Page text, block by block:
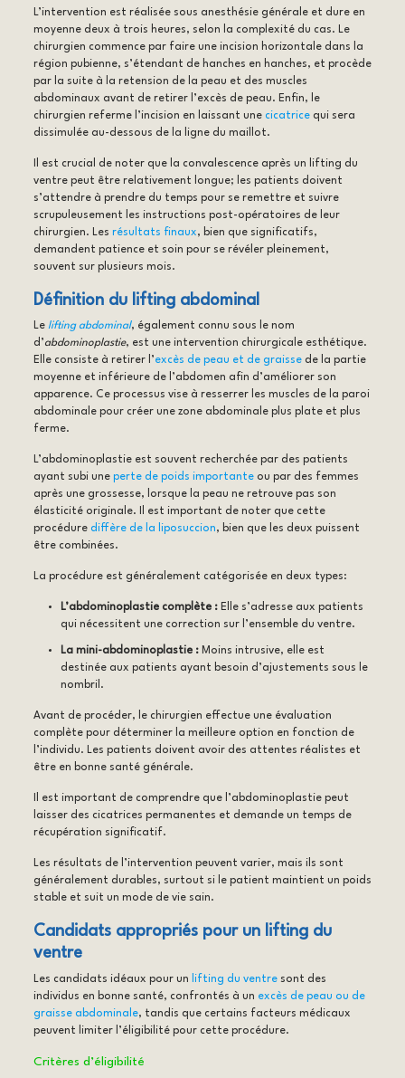
L’intervention est réalisée sous anesthésie générale et dure en
moyenne deux à trois heures, selon la complexité du cas. Le
chirurgien commence par faire une incision horizontale dans la
région pubienne, s’étendant de hanches en hanches, et procède
par la suite à la retension de la peau et des muscles
abdominaux avant de retirer l’excès de peau. Enfin, le
chirurgien referme l’incision en laissant une cicatricequi sera
dissimulée au-dessous de la ligne du maillot.
Il est crucial de noter que la convalescence après un lifting du
ventre peut être relativement longue; les patients doivent
s’attendre à prendre du temps pour se remettre et suivre
scrupuleusement les instructions post-opératoires de leur
chirurgien. Les résultats finaux, bien que significatifs,
demandent patience et soin pour se révéler pleinement,
souvent sur plusieurs mois.
Définition du lifting abdominal
Le lifting abdominal, également connu sous le nom
d’abdominoplastie, est une intervention chirurgicale esthétique.
Elle consiste à retirer l’excès de peau et de graissede la partie
moyenne et inférieure de l’abdomen afin d’améliorer son
apparence. Ce processus vise à resserrer les muscles de la paroi
abdominale pour créer une zone abdominale plus plate et plus
ferme.
L’abdominoplastie est souvent recherchée par des patients
ayant subi une perte de poids importanteou par des femmes
après une grossesse, lorsque la peau ne retrouve pas son
élasticité originale. Il est important de noter que cette
procédure diffère de la liposuccion, bien que les deux puissent
être combinées.
La procédure est généralement catégorisée en deux types:
L’abdominoplastie complète :Elle s’adresse aux patients
qui nécessitent une correction sur l’ensemble du ventre.
La mini-abdominoplastie :Moins intrusive, elle est
destinée aux patients ayant besoin d’ajustements sous le
nombril.
Avant de procéder, le chirurgien effectue une évaluation
complète pour déterminer la meilleure option en fonction de
l’individu. Les patients doivent avoir des attentes réalistes et
être en bonne santé générale.
Il est important de comprendre que l’abdominoplastie peut
laisser des cicatrices permanentes et demande un temps de
récupération significatif.
Les résultats de l’intervention peuvent varier, mais ils sont
généralement durables, surtout si le patient maintient un poids
stable et suit un mode de vie sain.
Candidats appropriés pour un lifting du
ventre
Les candidats idéaux pour un lifting du ventresont des
individus en bonne santé, confrontés à un excès de peau ou de
graisse abdominale, tandis que certains facteurs médicaux
peuvent limiter l’éligibilité pour cette procédure.
Critères d’éligibilité